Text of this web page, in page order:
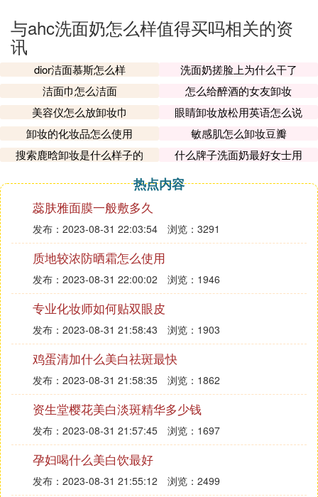
买ahc蓝色洗面奶的时候，一定要去注意选择正规的
平台购买。当然最重要的一点就是在购买ahc蓝色洗
面奶的时候。重点还是考虑ahc蓝色洗面奶怎么样?a
hc蓝色洗面奶是品牌的明星单品。也是一款高端产
品。相对来说的话ahc洁面产品是比较温和的，而且
不会给肌肤带来任何的伤害，玻尿酸的成分在保湿补
水的同时还可以达到有效的清洁，所以使用之后不会
有干燥感，油性肌肤或者干性肌肤等都是可以放心的
去使用的，虽然有皂基的成分但是使用之后完全不会
有紧绷感。
与ahc洗面奶怎么样值得买吗相关的资
讯
dior洁面慕斯怎么样
洗面奶搓脸上为什么干了
洁面巾怎么洁面
怎么给醉酒的女友卸妆
美容仪怎么放卸妆巾
眼睛卸妆放松用英语怎么说
卸妆的化妆品怎么使用
敏感肌怎么卸妆豆瓣
搜索鹿晗卸妆是什么样子的
什么牌子洗面奶最好女士用
热点内容
蕊肤雅面膜一般敷多久
发布：2023-08-31 22:03:54 浏览：3291
质地较浓防晒霜怎么使用
发布：2023-08-31 22:00:02 浏览：1946
专业化妆师如何贴双眼皮
发布：2023-08-31 21:58:43 浏览：1903
鸡蛋清加什么美白祛斑最快
发布：2023-08-31 21:58:35 浏览：1862
资生堂樱花美白淡斑精华多少钱
发布：2023-08-31 21:57:45 浏览：1697
孕妇喝什么美白饮最好
发布：2023-08-31 21:55:12 浏览：2499